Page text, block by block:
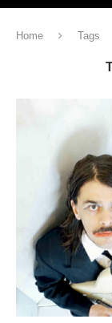
Home Tags